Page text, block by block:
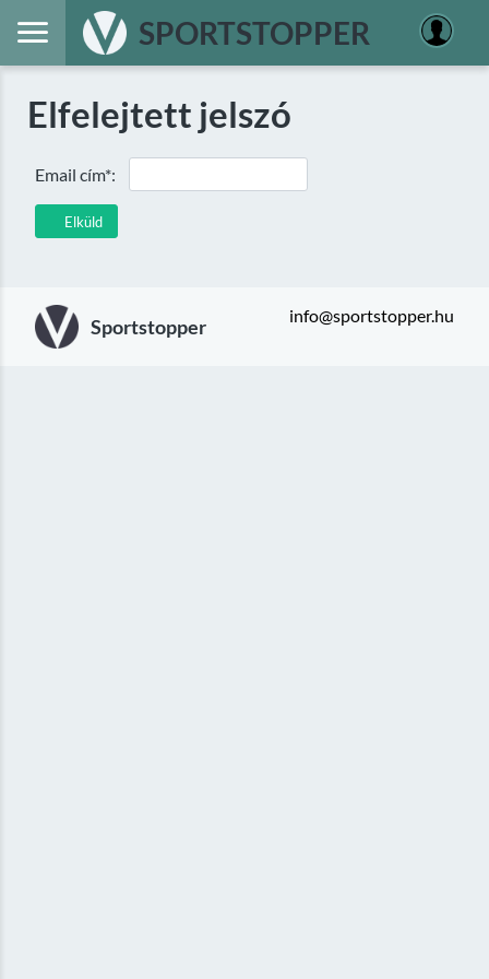
SPORTSTOPPER
Elfelejtett jelszó
Elküld
Email cím*:
Sportstopper info@sportstopper.hu